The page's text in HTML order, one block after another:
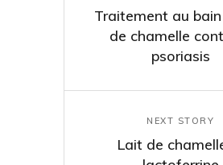
Traitement au
de chamelle
psoriasis
NEXT STORY
Lait de